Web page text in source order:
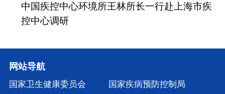
中国疾控中心环境所王林所长一行赴上海市疾
控中心调研
网站导航
国家卫生健康委员会 国家疾病预防控制局